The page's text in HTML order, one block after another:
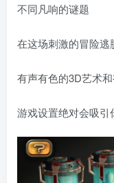
不同凡响的谜题
在这场刺激的冒险逃
有声有色的3D艺术
游戏设置绝对会吸引